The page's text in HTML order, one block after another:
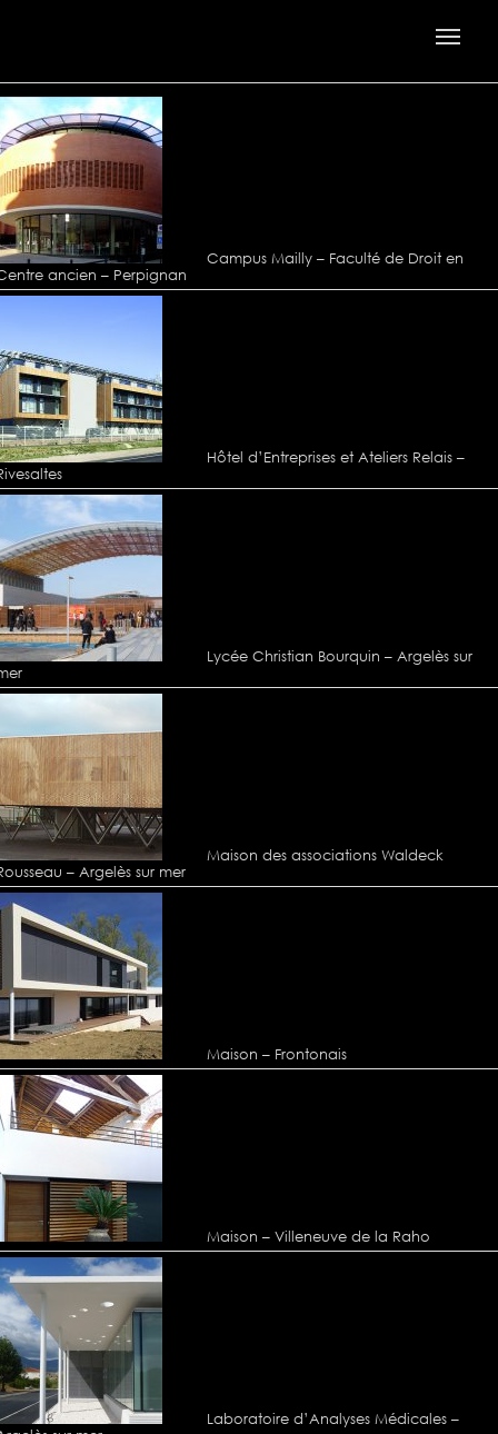
Campus Mailly – Faculté de Droit en
ancien – Perpignan
Hôtel d’Entreprises et Ateliers Relais –
Lycée Christian Bourquin – Argelès sur
Maison des associations Waldeck
– Argelès sur mer
Maison – Frontonais
Maison – Villeneuve de la Raho
Laboratoire d’Analyses Médicales –